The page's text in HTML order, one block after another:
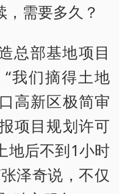
需要多久？
总部基地项目
我们摘得土地
高新区极简审
项目规划许可
地后不到1小时
泽奇说，不仅